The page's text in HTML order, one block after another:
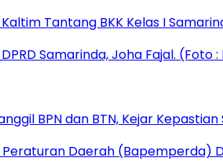
Tantang BKK Kelas I
BPN dan BTN, Kejar